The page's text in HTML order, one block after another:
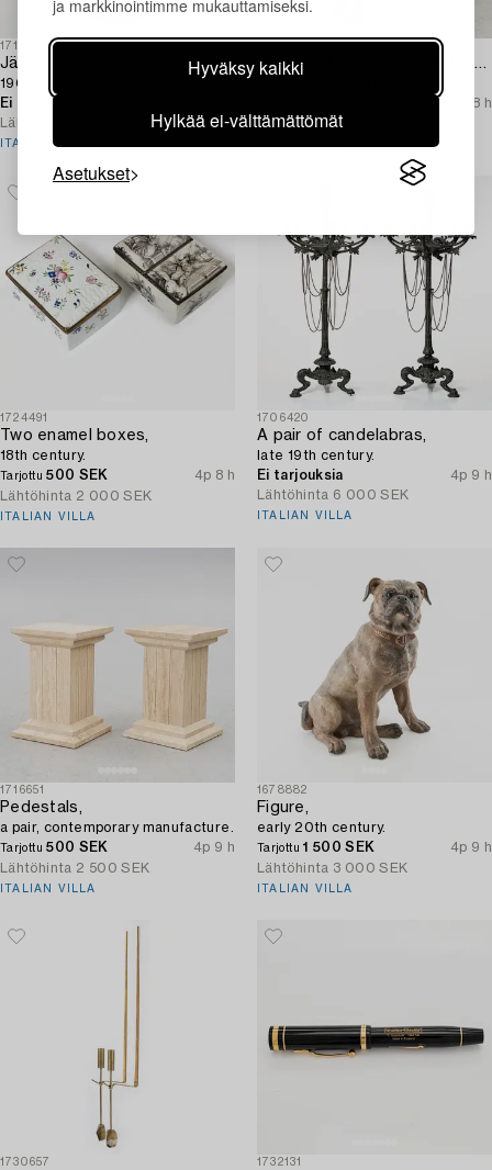
ja markkinointimme mukauttamiseksi.
Hyväksy kaikki
Hylkää ei-välttämättömät
Asetukset
1719575
Jääpala-astia,
1900-luvun loppupuoli.
Ei tarjouksia
Lähtöhinta
ITALIAN VILLA
4p 8 h
Lähtöhinta 5 000 SEK
1724491
Two enamel boxes,
18th century.
Tarjottu500 SEK
4p 8 h
Lähtöhinta 2 000 SEK
ITALIAN VILLA
1706420
A pair of candelabras,
late 19th century.
Ei tarjouksia
4p 9 h
Lähtöhinta 6 000 SEK
ITALIAN VILLA
1716651
Pedestals,
a pair, contemporary manufacture.
Tarjottu500 SEK
4p 9 h
Lähtöhinta 2 500 SEK
ITALIAN VILLA
1678882
Figure,
early 20th century.
Tarjottu1 500 SEK
4p 9 h
Lähtöhinta 3 000 SEK
ITALIAN VILLA
1730657 1732131